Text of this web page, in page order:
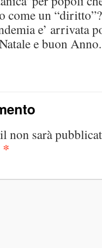
come un
e’ arrivata
e buon Anno.
non sarà
*